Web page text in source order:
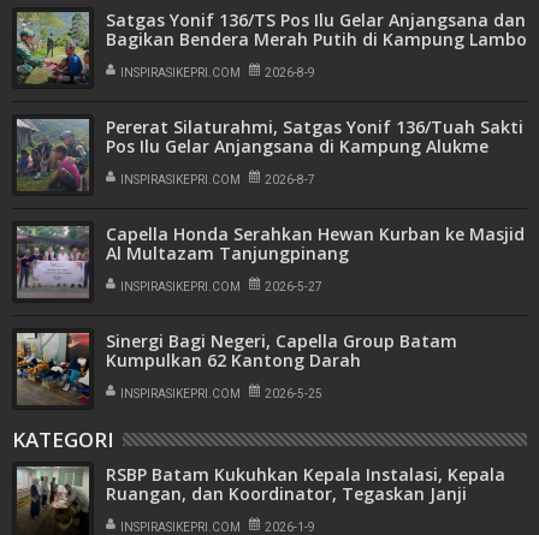
Satgas Yonif 136/TS Pos Ilu Gelar Anjangsana dan
Bagikan Bendera Merah Putih di Kampung Lambo
INSPIRASIKEPRI.COM 2026-8-9
Pererat Silaturahmi, Satgas Yonif 136/Tuah Sakti
Pos Ilu Gelar Anjangsana di Kampung Alukme
INSPIRASIKEPRI.COM 2026-8-7
Capella Honda Serahkan Hewan Kurban ke Masjid
Al Multazam Tanjungpinang
INSPIRASIKEPRI.COM 2026-5-27
Sinergi Bagi Negeri, Capella Group Batam
Kumpulkan 62 Kantong Darah
INSPIRASIKEPRI.COM 2026-5-25
KATEGORI
RSBP Batam Kukuhkan Kepala Instalasi, Kepala
Ruangan, dan Koordinator, Tegaskan Janji
Komitmen Pelayanan Prima
INSPIRASIKEPRI.COM 2026-1-9